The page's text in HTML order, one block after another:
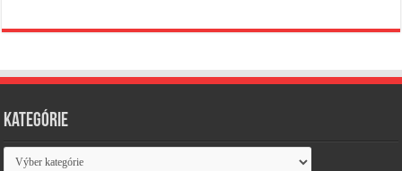
Kategórie
Kategórie